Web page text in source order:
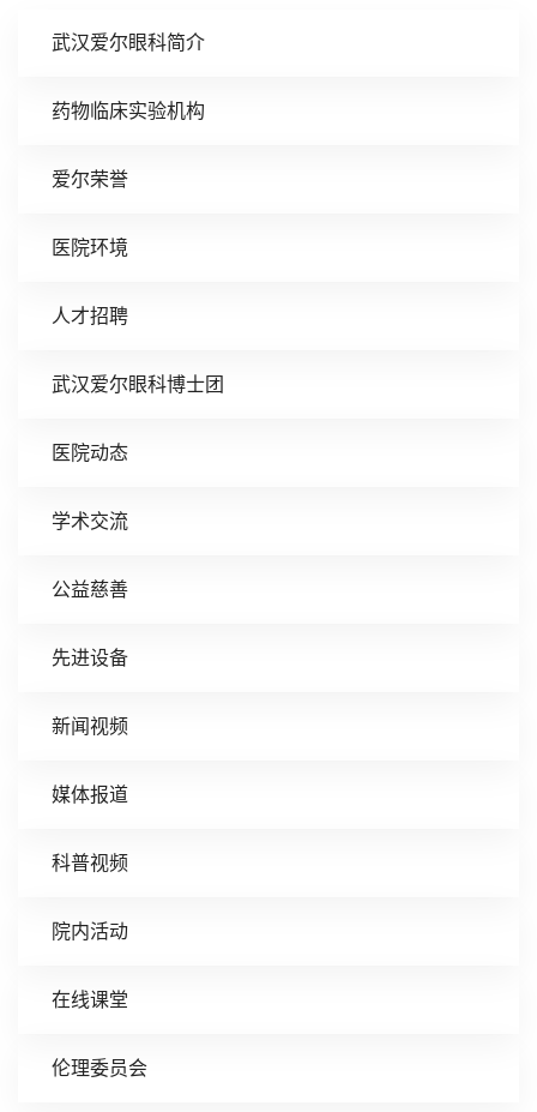
武汉爱尔眼科简介
药物临床实验机构
爱尔荣誉
医院环境
人才招聘
武汉爱尔眼科博士团
医院动态
学术交流
公益慈善
先进设备
新闻视频
媒体报道
科普视频
院内活动
在线课堂
伦理委员会